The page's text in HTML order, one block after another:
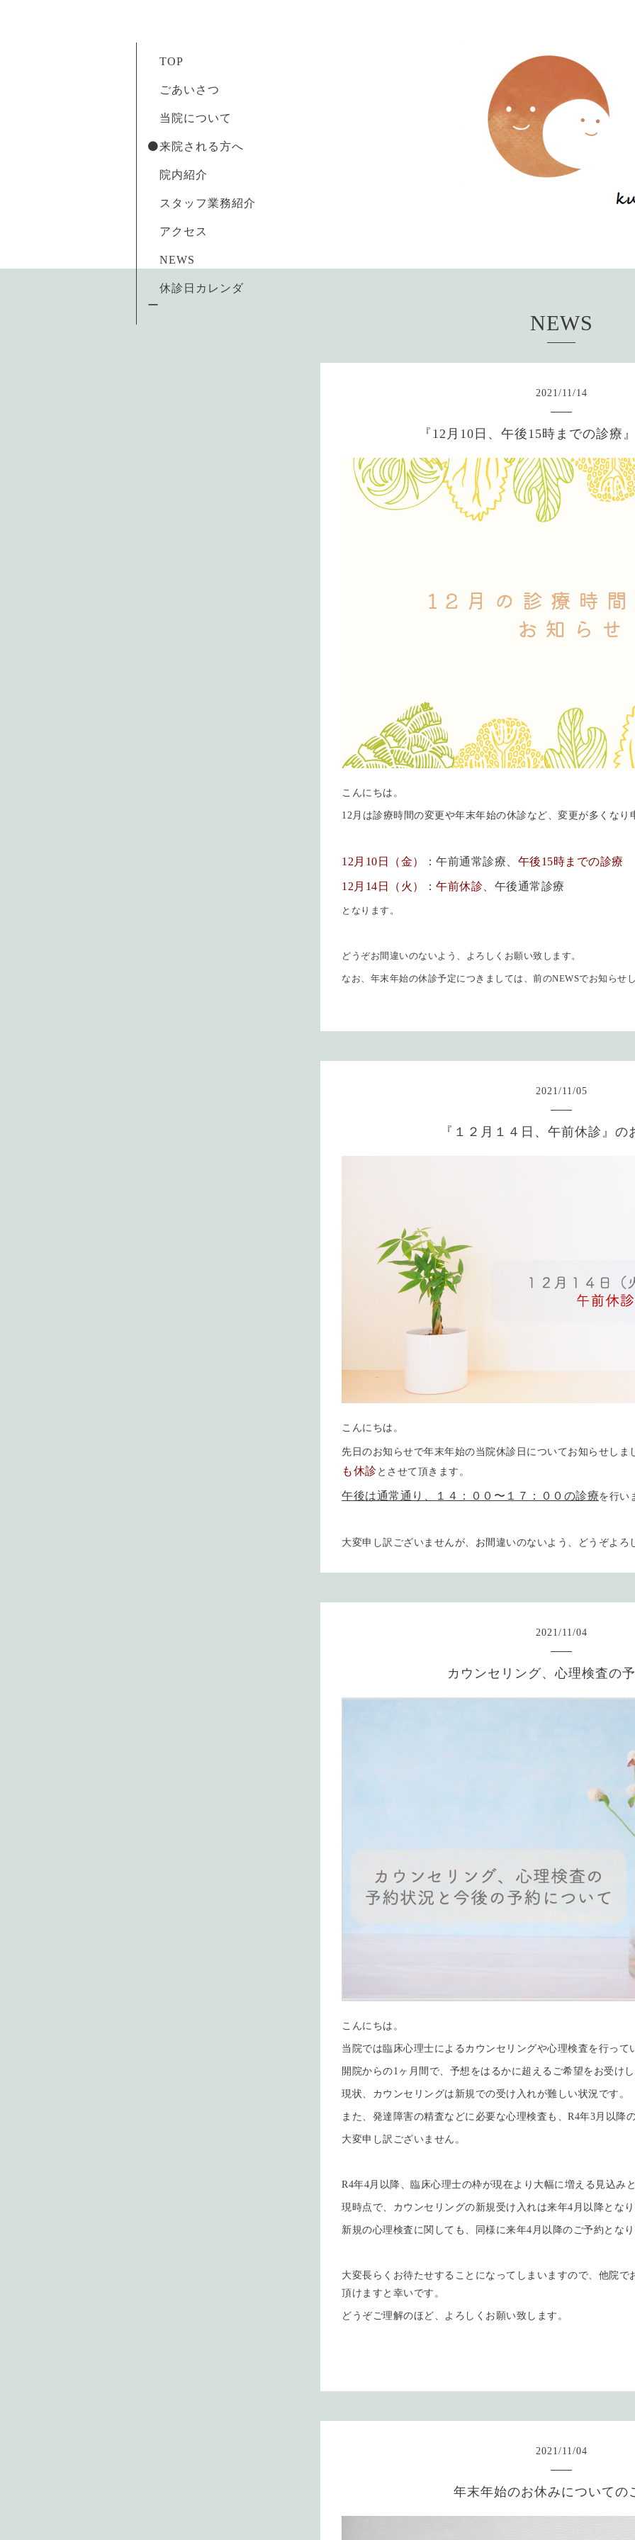
TOP
ごあいさつ
当院について
⚫️来院される方へ
院内紹介
スタッフ業務紹介
アクセス
NEWS
休診日カレンダ
ー
NEWS
2021/11/14
『12月10日、午後15時までの診療
こんにちは。
12月は診療時間の変更や年末年始の休診など、変更が多くなり
12月10日（金） ：午前通常診療、 午後15時までの診療
12月14日（火） ： 午前休診 、午後通常診療
となります。
どうぞお間違いのないよう、よろしくお願い致します。
なお、年末年始の休診予定につきましては、前のNEWSでお知らせ
2021/11/05
『１２月１４日、午前休診』の
こんにちは。
先日のお知らせで年末年始の当院休診日についてお知らせしま
も休診 とさせて頂きます。
午後は通常通り、１４：００〜１７：００の診療を行い
大変申し訳ございませんが、お間違いのないよう、どうぞよろ
2021/11/04
カウンセリング、心理検査の
こんにちは。
当院では臨床心理士によるカウンセリングや心理検査を行って
開院からの1ヶ月間で、予想をはるかに超えるご希望をお受け
現状、カウンセリングは新規での受け入れが難しい状況です。
また、発達障害の精査などに必要な心理検査も、R4年3月以降
大変申し訳ございません。
R4年4月以降、臨床心理士の枠が現在より大幅に増える見込み
現時点で、カウンセリングの新規受け入れは来年4月以降とな
新規の心理検査に関しても、同様に来年4月以降のご予約とな
大変長らくお待たせすることになってしまいますので、他院で
頂けますと幸いです。
どうぞご理解のほど、よろしくお願い致します。
2021/11/04
年末年始のお休みについての